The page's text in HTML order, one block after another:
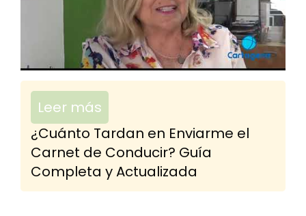
Leer más
¿Cuánto Tardan en Enviarme el
Carnet de Conducir? Guía
Completa y Actualizada